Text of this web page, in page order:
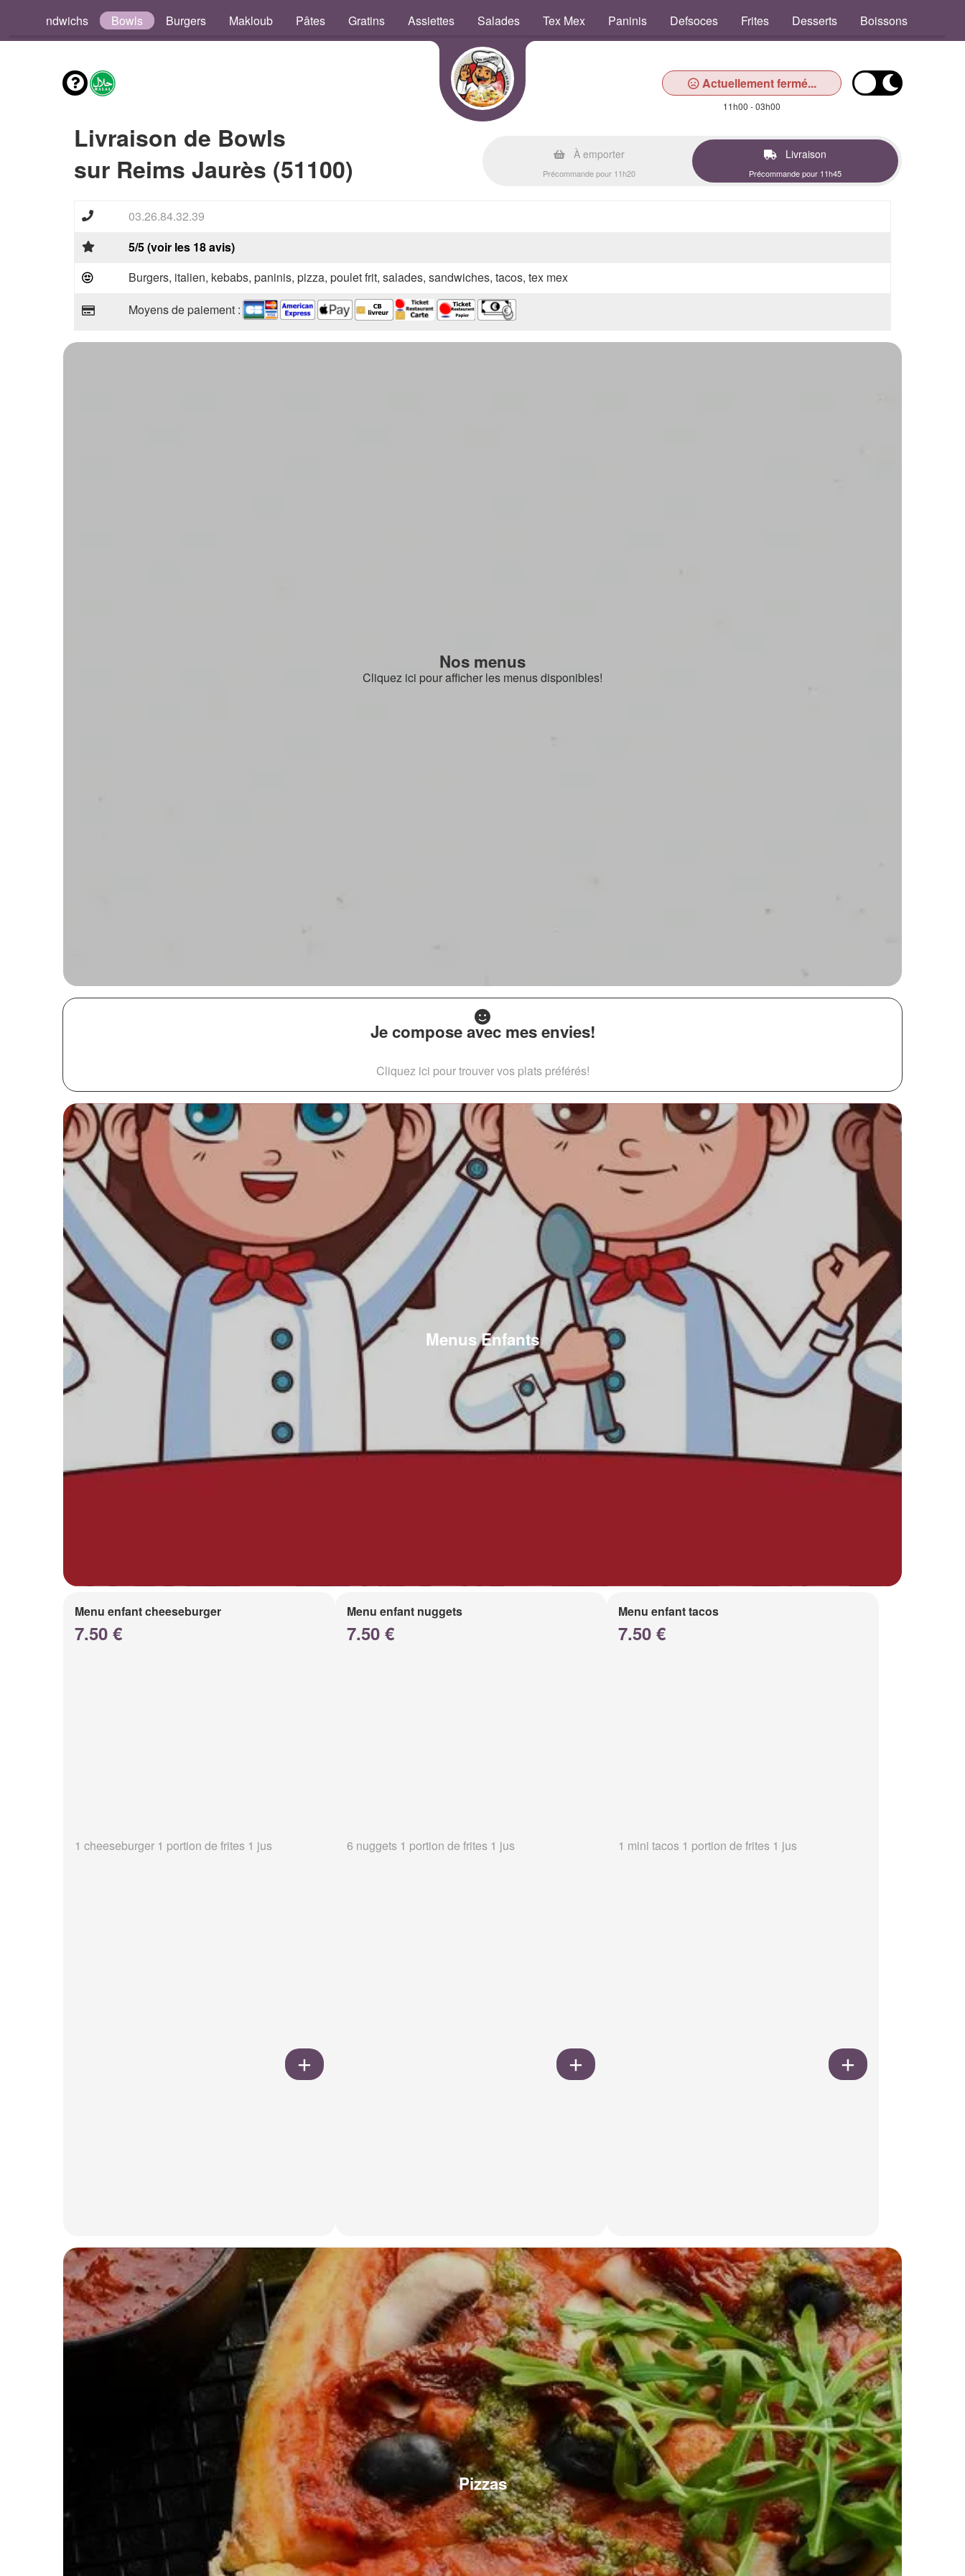
Sandwichs Bowls Burgers Makloub Pâtes Gratins Assiettes Salades Tex Mex Paninis Defsoces Frites Desserts Boissons
Actuellement fermé...
11h00 - 03h00
Livraison de Bowls
sur Reims Jaurès (51100)
À emporter
Précommande pour 11h20
Livraison
Précommande pour 11h45
03.26.84.32.39
5/5 (voir les 18 avis)
Burgers, italien, kebabs, paninis, pizza, poulet frit, salades, sandwiches, tacos, tex mex
Moyens de paiement :
Nos menus
Cliquez ici pour afficher les menus disponibles!
Je compose avec mes envies!
Cliquez ici pour trouver vos plats préférés!
Menus Enfants
Menu enfant cheeseburger
7.50 €
1 cheeseburger 1 portion de frites 1 jus
Menu enfant nuggets
7.50 €
6 nuggets 1 portion de frites 1 jus
Menu enfant tacos
7.50 €
1 mini tacos 1 portion de frites 1 jus
Pizzas